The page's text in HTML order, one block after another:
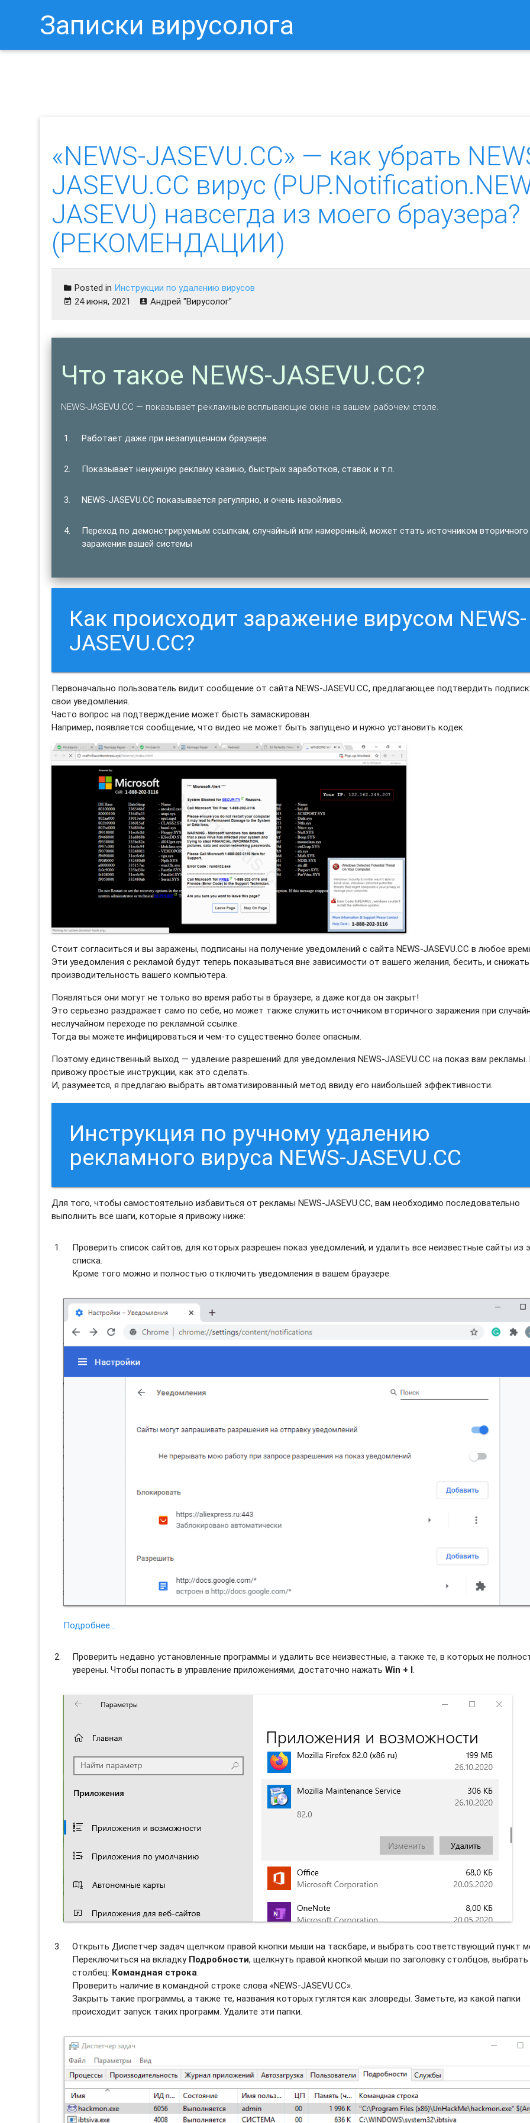
Записки вирусолога
«NEWS-JASEVU.CC» — как убрать
JASEVU.CC вирус
JASEVU) навсегда из моего браузера?
(РЕКОМЕНДАЦИИ)
Posted in Инструкции по удалению вирусов
24 июня, 2021
Андрей "Вирусолог"
Что такое NEWS-JASEVU.CC?
NEWS-JASEVU.CC — показывает рекламные всплывающие окна на вашем рабочем столе.
Работает даже при незапущенном браузере.
Показывает ненужную рекламу казино, быстрых заработков, ставок и т.п.
NEWS-JASEVU.CC показывается регулярно, и очень назойливо.
Переход по демонстрируемым ссылкам, случайный или намеренный, может стать источником вторичного
заражения вашей системы
Как происходит заражение вирусом NEWS-
JASEVU.CC?
Первоначально пользователь видит сообщение от сайта NEWS-JASEVU.CC, предлагающее подтвердить
свои уведомления.
Часто вопрос на подтверждение может бысть замаскирован.
Например, появляется сообщение, что видео не может быть запущено и нужно установить кодек.
Стоит согласиться и вы заражены, подписаны на получение уведомлений с сайта NEWS-JASEVU.CC в любое
Эти уведомления с рекламой будут теперь показываться вне зависимости от вашего желания, бесить, и снижать
производительность вашего компьютера.
Появляться они могут не только во время работы в браузере, а даже когда он закрыт!
Это серьезно раздражает само по себе, но может также служить источником вторичного заражения при
неслучайном переходе по рекламной ссылке.
Тогда вы можете инфицироваться и чем-то существенно более опасным.
Поэтому единственный выход — удаление разрешений для уведомления NEWS-JASEVU.CC на показ вам
привожу простые инструкции, как это сделать.
И, разумеется, я предлагаю выбрать автоматизированный метод ввиду его наибольшей эффективности.
Инструкция по ручному удалению
рекламного вируса NEWS-JASEVU.CC
Для того, чтобы самостоятельно избавиться от рекламы NEWS-JASEVU.CC, вам необходимо последовательно
выполнить все шаги, которые я привожу ниже:
Проверить список сайтов, для которых разрешен показ уведомлений, и удалить все неизвестные сайты из
списка.
Кроме того можно и полностью отключить уведомления в вашем браузере.
Подробнее…
Проверить недавно установленные программы и удалить все неизвестные, а также те, в которых не
уверены. Чтобы попасть в управление приложениями, достаточно нажатьWin + I
Открыть Диспетчер задач щелчком правой кнопки мыши на таскбаре, и выбрать соотвeтствующий пункт
Переключиться на вкладку Подробности, щелкнуть правой кнопкой мыши по заголовку столбцов, выбрать
столбец: Командная строка
Проверить наличие в командной строке слова «NEWS-JASEVU.CC».
Закрыть такие программы, а также те, названия которых гуглятся как зловреды. Заметьте, из какой папки
происходит запуск таких программ. Удалите эти папки.